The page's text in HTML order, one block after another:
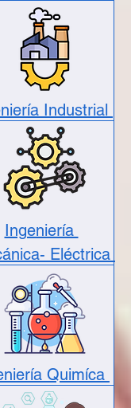
Industrial
Ingeniería
Eléctrica
Quimíca